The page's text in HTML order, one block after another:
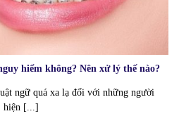
hiểm không? Nên xử lý thế nào?
ngữ quá xa lạ đối với những người
hiện [...]